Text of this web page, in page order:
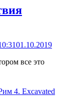
01.10.2019
все это
4. Excavated